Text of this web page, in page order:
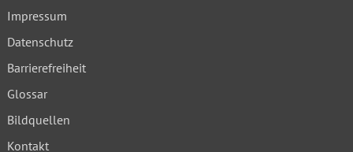
Impressum
Datenschutz
Barrierefreiheit
Glossar
Bildquellen
Kontakt